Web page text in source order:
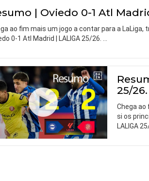
| Oviedo 0-1 Atl
ao fim mais um jogo a contar para a
0-1 Atl Madrid | LALIGA 25/26.
25/26.
Chega
si os
LALIGA